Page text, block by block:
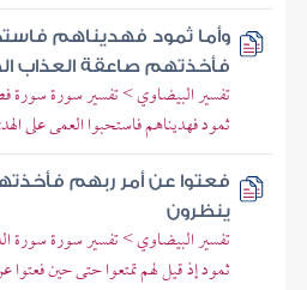
وأما ثمود فهديناهم
فأخذتهم صاعقة العذاب
تفسير البيضاوي > تفسير سورة سورة
ثمود فهديناهم فاستحبوا العمى على
فعتوا عن أمر ربهم
ينظرون
تفسير البيضاوي > تفسير سورة سورة
ثمود إذ قيل لهم تمتعوا حتى حين فعتوا